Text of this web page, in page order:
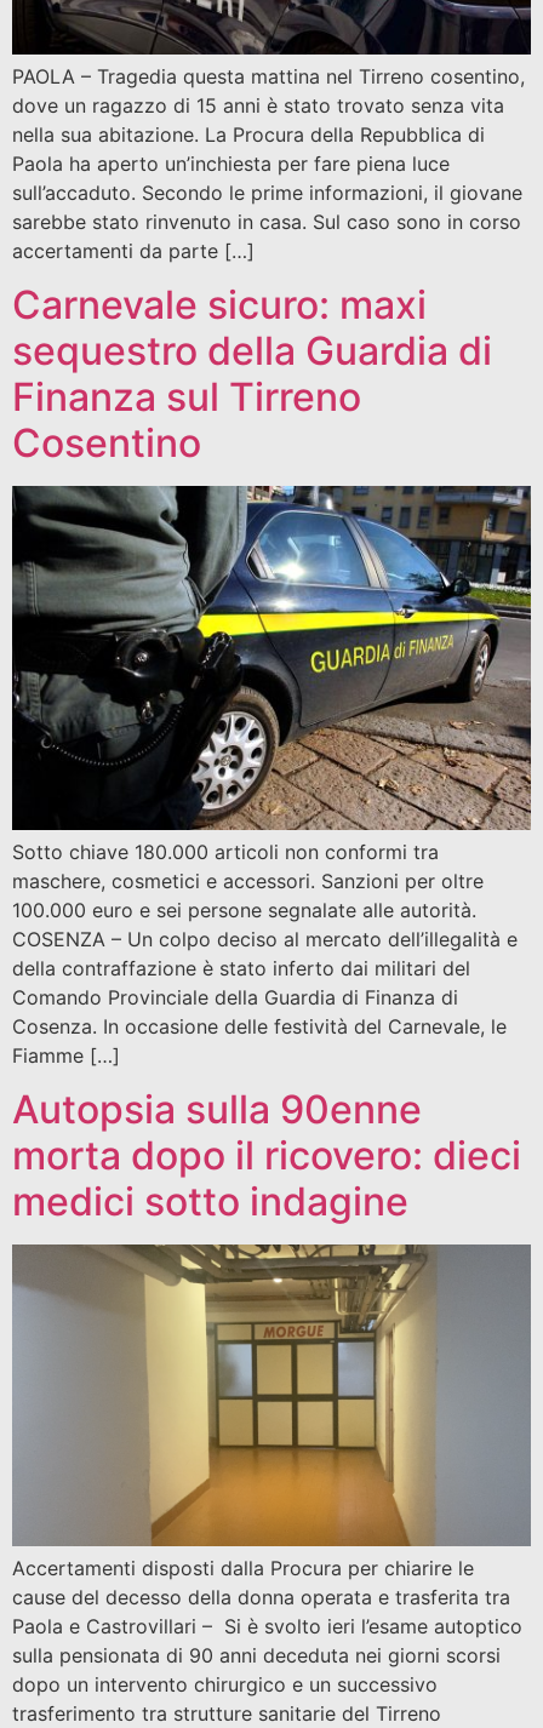
PAOLA – Tragedia questa mattina nel Tirreno cosentino,
dove un ragazzo di 15 anni è stato trovato senza vita
nella sua abitazione. La Procura della Repubblica di
Paola ha aperto un’inchiesta per fare piena luce
sull’accaduto. Secondo le prime informazioni, il giovane
sarebbe stato rinvenuto in casa. Sul caso sono in corso
accertamenti da parte […]
Carnevale sicuro: maxi
sequestro della Guardia di
Finanza sul Tirreno
Cosentino
Sotto chiave 180.000 articoli non conformi tra
maschere, cosmetici e accessori. Sanzioni per oltre
100.000 euro e sei persone segnalate alle autorità.
COSENZA – Un colpo deciso al mercato dell’illegalità e
della contraffazione è stato inferto dai militari del
Comando Provinciale della Guardia di Finanza di
Cosenza. In occasione delle festività del Carnevale, le
Fiamme […]
Autopsia sulla 90enne
morta dopo il ricovero: dieci
medici sotto indagine
Accertamenti disposti dalla Procura per chiarire le
cause del decesso della donna operata e trasferita tra
Paola e Castrovillari – Si è svolto ieri l’esame autoptico
sulla pensionata di 90 anni deceduta nei giorni scorsi
dopo un intervento chirurgico e un successivo
trasferimento tra strutture sanitarie del Tirreno